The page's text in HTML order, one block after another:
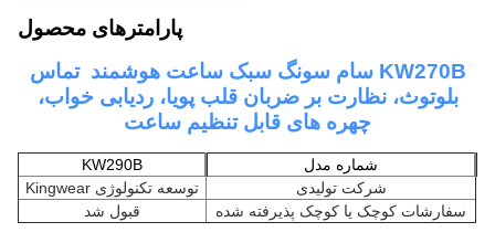
پارامترهای محصول
KW270B سام سونگ سبک ساعت هوشمند ️ تماس
بلوتوث، نظارت بر ضربان قلب پویا، ردیابی خواب،
چهره های قابل تنظیم ساعت
شماره مدل
KW290B
شرکت تولیدی
توسعه تکنولوژی Kingwear
سفارشات کوچک یا کوچک پذیرفته شده
قبول شد